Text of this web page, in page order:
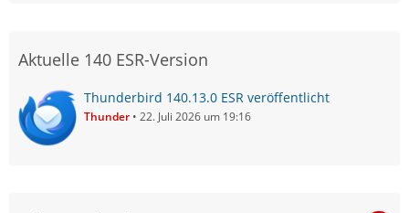
Aktuelle 140 ESR-Version
Thunderbird 140.13.0 ESR veröffentlicht
Thunder 22. Juli 2026 um 19:16